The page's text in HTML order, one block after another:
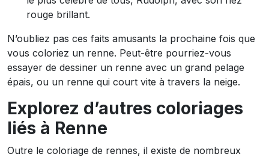
rouge brillant.
N’oubliez pas ces faits amusants la prochaine fois que
vous coloriez un renne. Peut-être pourriez-vous
essayer de dessiner un renne avec un grand pelage
épais, ou un renne qui court vite à travers la neige.
Explorez d’autres coloriages
liés à Renne
Outre le coloriage de rennes, il existe de nombreux